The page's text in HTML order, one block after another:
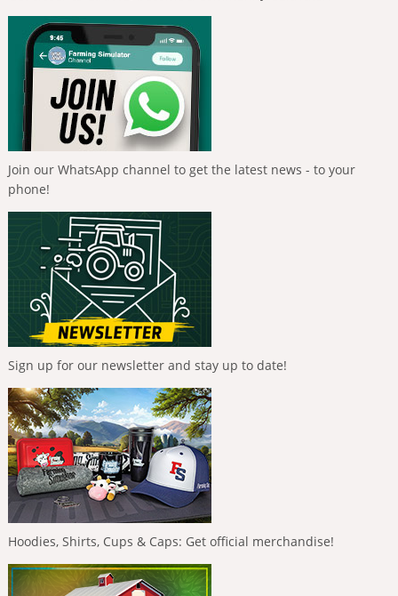
Join our WhatsApp channel to get the latest news - to your
phone!
Sign up for our newsletter and stay up to date!
Hoodies, Shirts, Cups & Caps: Get official merchandise!